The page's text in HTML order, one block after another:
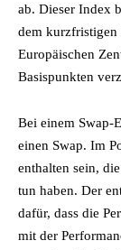
ab. Dieser Index
dem kurzfristigen
Europäischen
Basispunkten
Bei einem Swap-
einen Swap. Im
enthalten sein,
tun haben. Der
dafür, dass die
mit der